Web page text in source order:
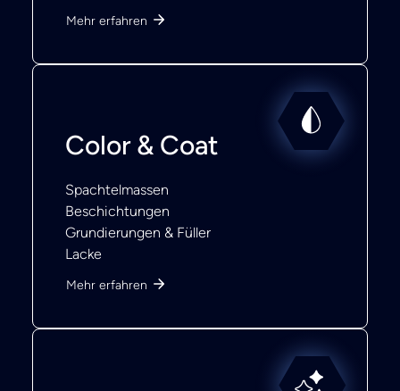
Mehr erfahren
Color & Coat
Spachtelmassen
Beschichtungen
Grundierungen & Füller
Lacke
Mehr erfahren